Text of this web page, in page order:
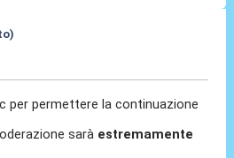
per permettere la continuazione
sarà estremamente